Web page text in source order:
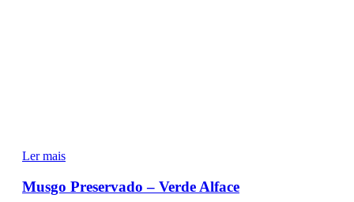
Ler mais
Musgo Preservado – Verde Alface